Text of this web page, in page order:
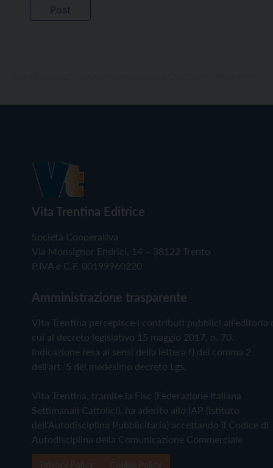
Vita Trentina Editrice
Società Cooperativa
Via Monsignor Endrici, 14 – 38122 Trento
P.IVA e C.F. 00199960220
Amministrazione trasparente
Vita Trentina percepisce i contributi pubblici all'editoria
cui al decreto legislativo 15 maggio 2017, n. 70.
Indicazione resa ai sensi della lettera f) del comma 2
dell'art. 5 del medesimo decreto Lgs.
Vita Trentina, tramite la Fisc (Federazione Italiana
Settimanali Cattolici), ha aderito allo IAP (Istituto
dell'Autodisciplina Pubblicitaria) accettando il Codice di
Autodisciplina della Comunicazione Commerciale